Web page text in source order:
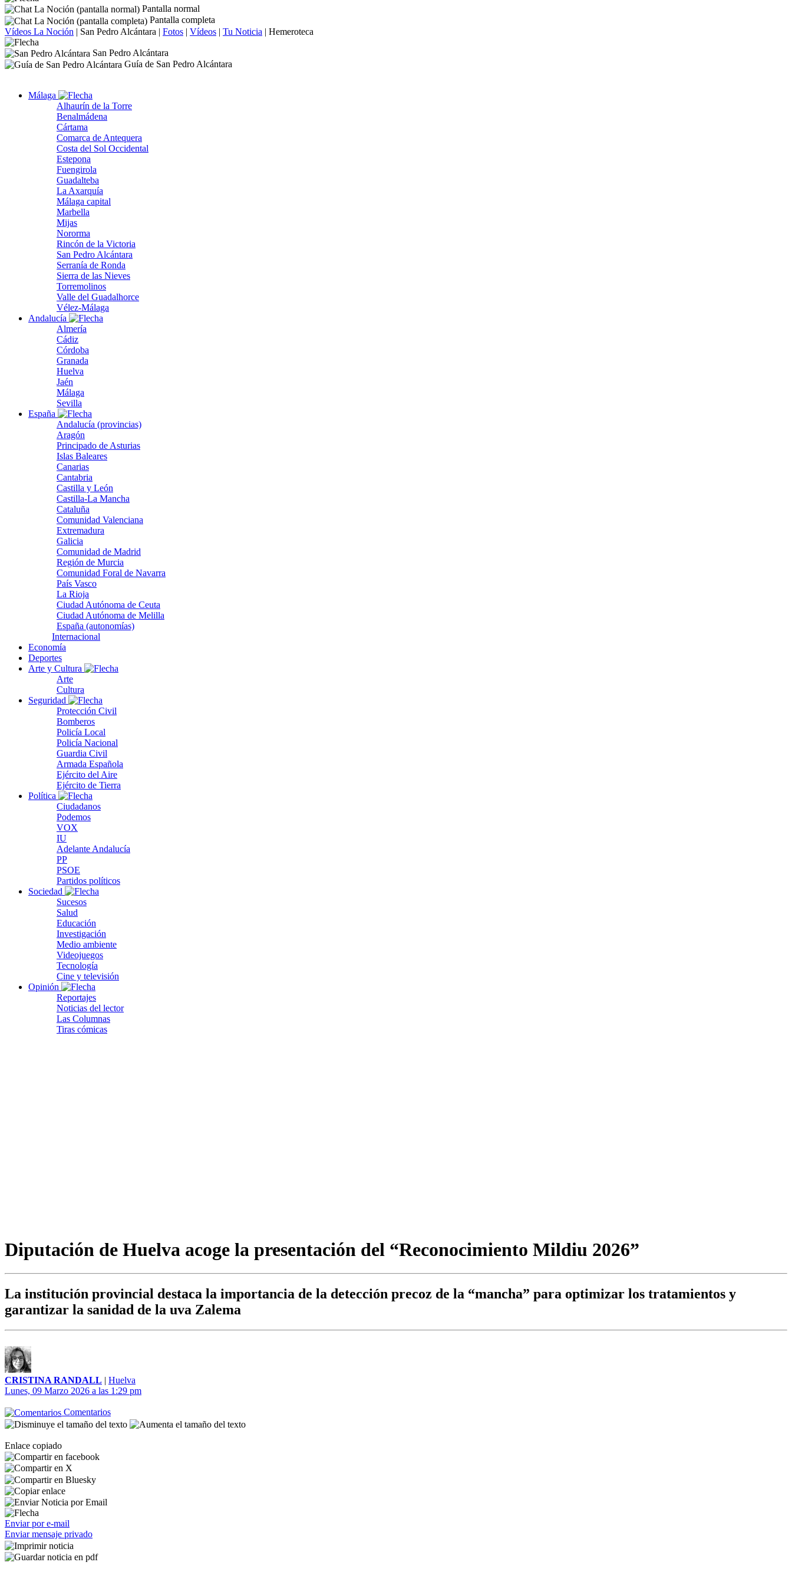
Pantalla normal
Pantalla completa
Vídeos La Noción | San Pedro Alcántara | Fotos | Vídeos | Tu Noticia | Hemeroteca
San Pedro Alcántara
Guía de San Pedro Alcántara
Málaga
Alhaurín de la Torre
Benalmádena
Cártama
Comarca de Antequera
Costa del Sol Occidental
Estepona
Fuengirola
Guadalteba
La Axarquía
Málaga capital
Marbella
Mijas
Nororma
Rincón de la Victoria
San Pedro Alcántara
Serranía de Ronda
Sierra de las Nieves
Torremolinos
Valle del Guadalhorce
Vélez-Málaga
Andalucía
Almería
Cádiz
Córdoba
Granada
Huelva
Jaén
Málaga
Sevilla
España
Andalucía (provincias)
Aragón
Principado de Asturias
Islas Baleares
Canarias
Cantabria
Castilla y León
Castilla-La Mancha
Cataluña
Comunidad Valenciana
Extremadura
Galicia
Comunidad de Madrid
Región de Murcia
Comunidad Foral de Navarra
País Vasco
La Rioja
Ciudad Autónoma de Ceuta
Ciudad Autónoma de Melilla
España (autonomías)
Internacional
Economía
Deportes
Arte y Cultura
Arte
Cultura
Seguridad
Protección Civil
Bomberos
Policía Local
Policía Nacional
Guardia Civil
Armada Española
Ejército del Aire
Ejército de Tierra
Política
Ciudadanos
Podemos
VOX
IU
Adelante Andalucía
PP
PSOE
Partidos políticos
Sociedad
Sucesos
Salud
Educación
Investigación
Medio ambiente
Videojuegos
Tecnología
Cine y televisión
Opinión
Reportajes
Noticias del lector
Las Columnas
Tiras cómicas
Diputación de Huelva acoge la presentación del “Reconocimiento Mildiu 2026”
La institución provincial destaca la importancia de la detección precoz de la “mancha” para optimizar los tratamientos y
garantizar la sanidad de la uva Zalema
CRISTINA RANDALL | Huelva
Lunes, 09 Marzo 2026 a las 1:29 pm
Comentarios
Enlace copiado
Enviar por e-mail
Enviar mensaje privado